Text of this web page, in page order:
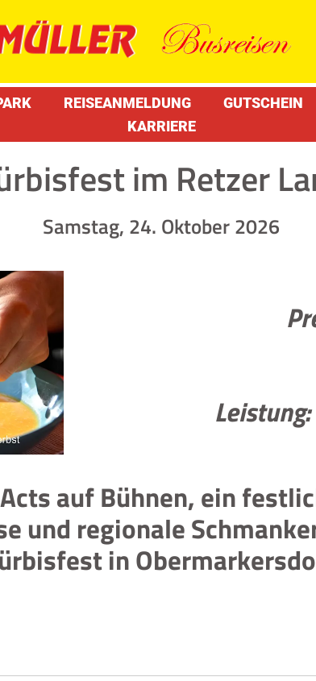
REISEANMELDUNG GUTSCHEIN
KARRIERE
im Retzer
Samstag, 24. Oktober 2026
Leistung:
auf Bühnen, ein
und regionale
in